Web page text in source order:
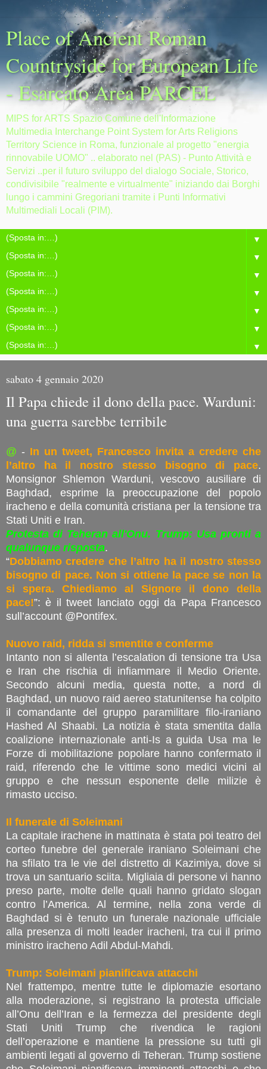
Place of Ancient Roman
Countryside for European Life
- Esarcato Area PARCEL
MIPS for ARTS Spazio Comune dell'Informazione
Multimedia Interchange Point System for Arts Religions
Territory Science in Roma, funzionale al progetto "energia
rinnovabile UOMO" .. elaborato nel (PAS) - Punto Attività e
Servizi ..per il futuro sviluppo del dialogo Sociale, Storico,
condivisibile "realmente e virtualmente" iniziando dai Borghi
lungo i cammini Gregoriani tramite i Punti Informativi
Multimediali Locali (PIM).
▼
▼
▼
▼
▼
▼
▼
sabato 4 gennaio 2020
Il Papa chiede il dono della pace. Warduni:
una guerra sarebbe terribile
@ - In un tweet, Francesco invita a credere che
l’altro ha il nostro stesso bisogno di pace.
Monsignor Shlemon Warduni, vescovo ausiliare di
Baghdad, esprime la preoccupazione del popolo
iracheno e della comunità cristiana per la tensione tra
Stati Uniti e Iran.
Protesta di Teheran all'Onu. Trump: Usa pronti a
qualunque risposta.
“Dobbiamo credere che l’altro ha il nostro stesso
bisogno di pace. Non si ottiene la pace se non la
si spera. Chiediamo al Signore il dono della
pace!”: è il tweet lanciato oggi da Papa Francesco
sull’account @Pontifex.
Nuovo raid, ridda si smentite e conferme
Intanto non si allenta l’escalation di tensione tra Usa
e Iran che rischia di infiammare il Medio Oriente.
Secondo alcuni media, questa notte, a nord di
Baghdad, un nuovo raid aereo statunitense ha colpito
il comandante del gruppo paramilitare filo-iraniano
Hashed Al Shaabi. La notizia è stata smentita dalla
coalizione internazionale anti-Is a guida Usa ma le
Forze di mobilitazione popolare hanno confermato il
raid, riferendo che le vittime sono medici vicini al
gruppo e che nessun esponente delle milizie è
rimasto ucciso.
Il funerale di Soleimani
La capitale irachene in mattinata è stata poi teatro del
corteo funebre del generale iraniano Soleimani che
ha sfilato tra le vie del distretto di Kazimiya, dove si
trova un santuario sciita. Migliaia di persone vi hanno
preso parte, molte delle quali hanno gridato slogan
contro l’America. Al termine, nella zona verde di
Baghdad si è tenuto un funerale nazionale ufficiale
alla presenza di molti leader iracheni, tra cui il primo
ministro iracheno Adil Abdul-Mahdi.
Trump: Soleimani pianificava attacchi
Nel frattempo, mentre tutte le diplomazie esortano
alla moderazione, si registrano la protesta ufficiale
all’Onu dell’Iran e la fermezza del presidente degli
Stati Uniti Trump che rivendica le ragioni
dell’operazione e mantiene la pressione su tutti gli
ambienti legati al governo di Teheran. Trump sostiene